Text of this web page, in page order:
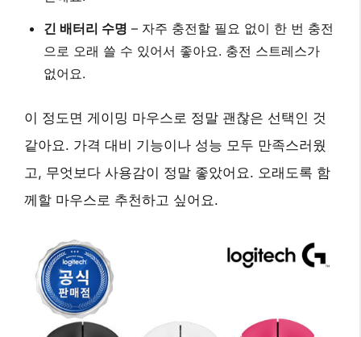
긴 배터리 수명 – 자주 충전할 필요 없이 한 번 충전
으로 오래 쓸 수 있어서 좋아요. 충전 스트레스가
없어요.
이 정도면 게이밍 마우스로 정말 괜찮은 선택인 것
같아요. 가격 대비 기능이나 성능 모두 만족스러웠
고, 무엇보다 사용감이 정말 좋았어요. 오래도록 함
께할 마우스로 추천하고 싶어요.